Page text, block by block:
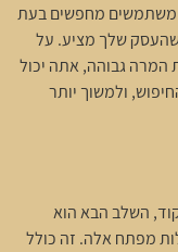
משתמשים מחפשים בעת
שהעסק שלך מציע. על
המרה גבוהה, אתה יכול
ולמשוך יותר
השלב הבא הוא
מפתח אלה. זה כולל